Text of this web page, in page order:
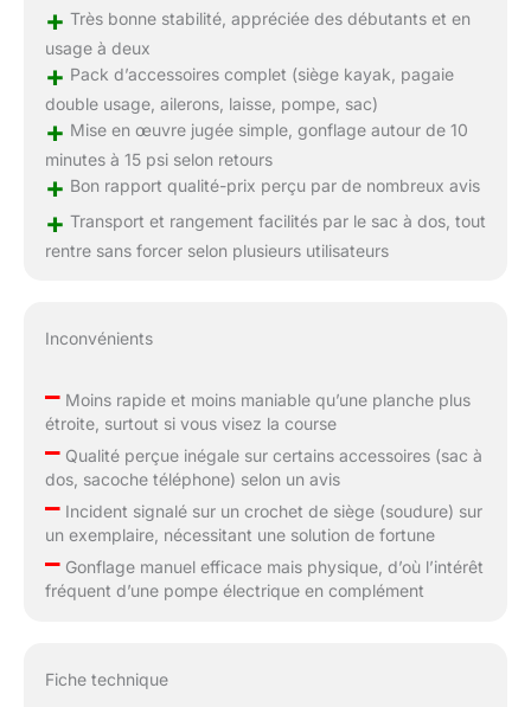
+ Très bonne stabilité, appréciée des débutants et en
usage à deux
+ Pack d’accessoires complet (siège kayak, pagaie
double usage, ailerons, laisse, pompe, sac)
+ Mise en œuvre jugée simple, gonflage autour de 10
minutes à 15 psi selon retours
+ Bon rapport qualité-prix perçu par de nombreux avis
+ Transport et rangement facilités par le sac à dos, tout
rentre sans forcer selon plusieurs utilisateurs
Inconvénients
–Moins rapide et moins maniable qu’une planche plus
étroite, surtout si vous visez la course
–Qualité perçue inégale sur certains accessoires (sac à
dos, sacoche téléphone) selon un avis
–Incident signalé sur un crochet de siège (soudure) sur
un exemplaire, nécessitant une solution de fortune
–Gonflage manuel efficace mais physique, d’où l’intérêt
fréquent d’une pompe électrique en complément
Fiche technique